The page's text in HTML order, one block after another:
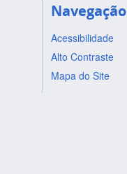
Navegação
Acessibilidade
Alto Contraste
Mapa do Site